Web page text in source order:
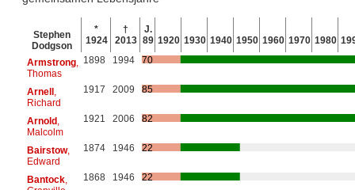
Stephen
Dodgson
*
1924
†
2013
J.
89 1920 1930 1940 1950 1960 1970 1980
Armstrong,
Thomas
1898 1994 70
Arnell,
Richard
1917 2009 85
Arnold,
Malcolm
1921 2006 82
Bairstow,
Edward
1874 1946 22
Bantock,
1868 1946 22